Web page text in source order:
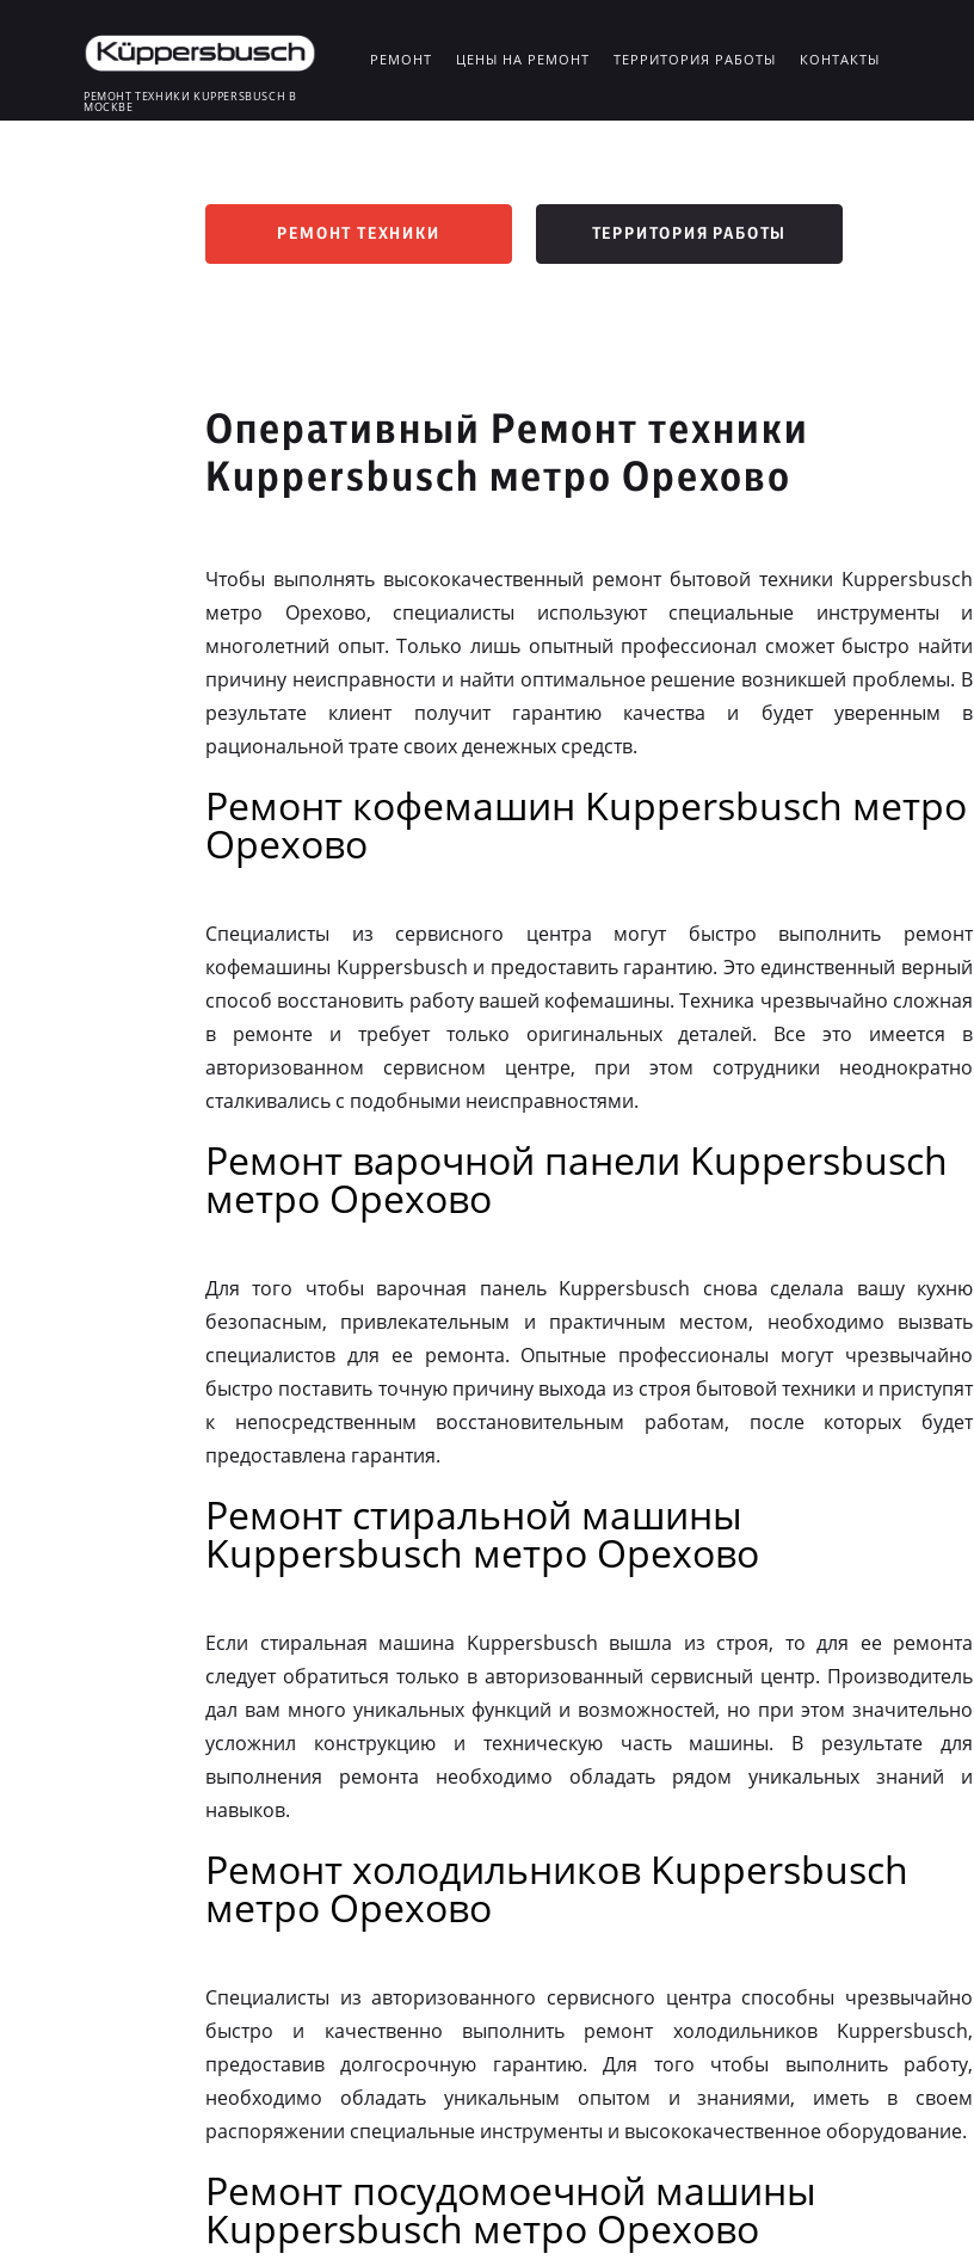
РЕМОНТ ТЕХНИКИ KUPPERSBUSCH В
МОСКВЕ
РЕМОНТ ЦЕНЫ НА РЕМОНТ ТЕРРИТОРИЯ РАБОТЫ КОНТАКТЫ
РЕМОНТ ТЕХНИКИ ТЕРРИТОРИЯ РАБОТЫ
Оперативный Ремонт техники
Kuppersbusch метро Орехово
Чтобы выполнять высококачественный ремонт бытовой техники Kuppersbusch
метро Орехово, специалисты используют специальные инструменты и
многолетний опыт. Только лишь опытный профессионал сможет быстро найти
причину неисправности и найти оптимальное решение возникшей проблемы. В
результате клиент получит гарантию качества и будет уверенным в
рациональной трате своих денежных средств.
Ремонт кофемашин Kuppersbusch метро
Орехово
Специалисты из сервисного центра могут быстро выполнить ремонт
кофемашины Kuppersbusch и предоставить гарантию. Это единственный верный
способ восстановить работу вашей кофемашины. Техника чрезвычайно сложная
в ремонте и требует только оригинальных деталей. Все это имеется в
авторизованном сервисном центре, при этом сотрудники неоднократно
сталкивались с подобными неисправностями.
Ремонт варочной панели Kuppersbusch
метро Орехово
Для того чтобы варочная панель Kuppersbusch снова сделала вашу кухню
безопасным, привлекательным и практичным местом, необходимо вызвать
специалистов для ее ремонта. Опытные профессионалы могут чрезвычайно
быстро поставить точную причину выхода из строя бытовой техники и приступят
к непосредственным восстановительным работам, после которых будет
предоставлена гарантия.
Ремонт стиральной машины
Kuppersbusch метро Орехово
Если стиральная машина Kuppersbusch вышла из строя, то для ее ремонта
следует обратиться только в авторизованный сервисный центр. Производитель
дал вам много уникальных функций и возможностей, но при этом значительно
усложнил конструкцию и техническую часть машины. В результате для
выполнения ремонта необходимо обладать рядом уникальных знаний и
навыков.
Ремонт холодильников Kuppersbusch
метро Орехово
Специалисты из авторизованного сервисного центра способны чрезвычайно
быстро и качественно выполнить ремонт холодильников Kuppersbusch,
предоставив долгосрочную гарантию. Для того чтобы выполнить работу,
необходимо обладать уникальным опытом и знаниями, иметь в своем
распоряжении специальные инструменты и высококачественное оборудование.
Ремонт посудомоечной машины
Kuppersbusch метро Орехово